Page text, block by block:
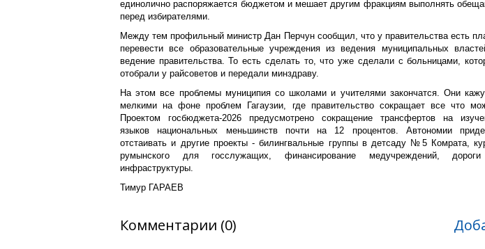
единолично распоряжается бюджетом и мешает другим фракциям выполнять
перед избирателями.
Между тем профильный министр Дан Перчун сообщил, что у правительства есть
перевести все образовательные учреждения из ведения муниципальных
ведение правительства. То есть сделать то, что уже сделали с больницами,
отобрали у райсоветов и передали минздраву.
На этом все проблемы муниципия со школами и учителями закончатся. Они
мелкими на фоне проблем Гагаузии, где правительство сокращает все что
Проектом госбюджета-2026 предусмотрено сокращение трансфертов на
языков национальных меньшинств почти на 12 процентов. Автономии
отстаивать и другие проекты - билингвальные группы в детсаду №5 Комрата,
румынского для госслужащих, финансирование медучреждений,
инфраструктуры.
Тимур ГАРАЕВ
Комментарии (0)